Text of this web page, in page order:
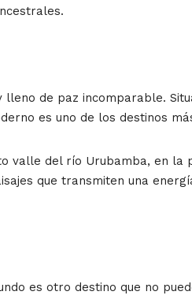
lleno de paz incomparable.
es uno de los destinos
valle del río Urubamba, en la
que transmiten una
es otro destino que no